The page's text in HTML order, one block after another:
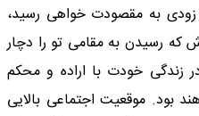
به مقصودت خواهی رسید،
رسیدن به مقامی تو را دچار
زندگی خودت با اراده و محکم
بود. موقعیت اجتماعی بالایی